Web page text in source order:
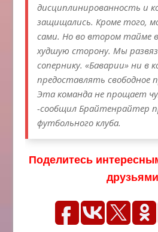
дисциплинированность и
защищались. Кроме того,
сами. Но во втором тайме
худшую сторону. Мы
сопернику. «Баварии» ни в
предоставлять свободное
Эта команда не прощает
-сообщил Брайтенрайтер
футбольного клуба.
Поделитесь